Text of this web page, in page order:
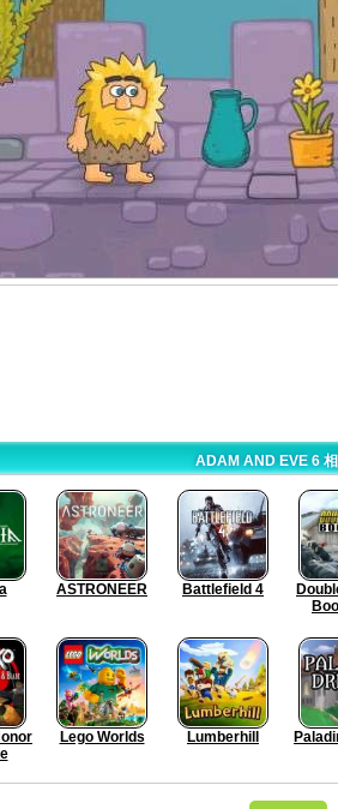
ADAM AND EVE 6
ASTRONEER Battlefield 4
Lego Worlds Lumberhill